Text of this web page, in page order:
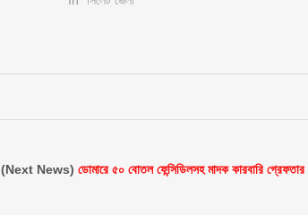
(Next News)ডোমারে ৫০ বোতল ফেন্সিডিলসহ মাদক কারবারি গ্রেফতার